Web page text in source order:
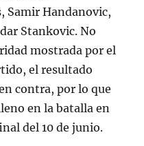
Samir Handanovic,
Stankovic. No
mostrada por el
el resultado
contra, por lo que
en la batalla en
del 10 de junio.